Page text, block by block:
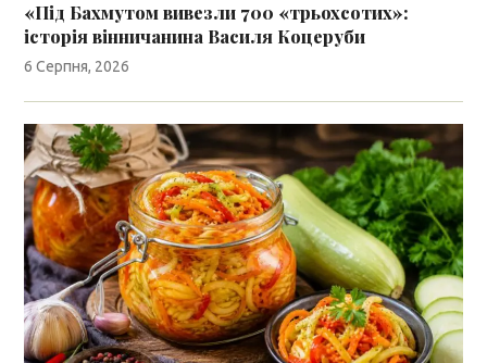
«Під Бахмутом вивезли 700 «трьохсотих»:
історія вінничанина Василя Коцеруби
6 Серпня, 2026